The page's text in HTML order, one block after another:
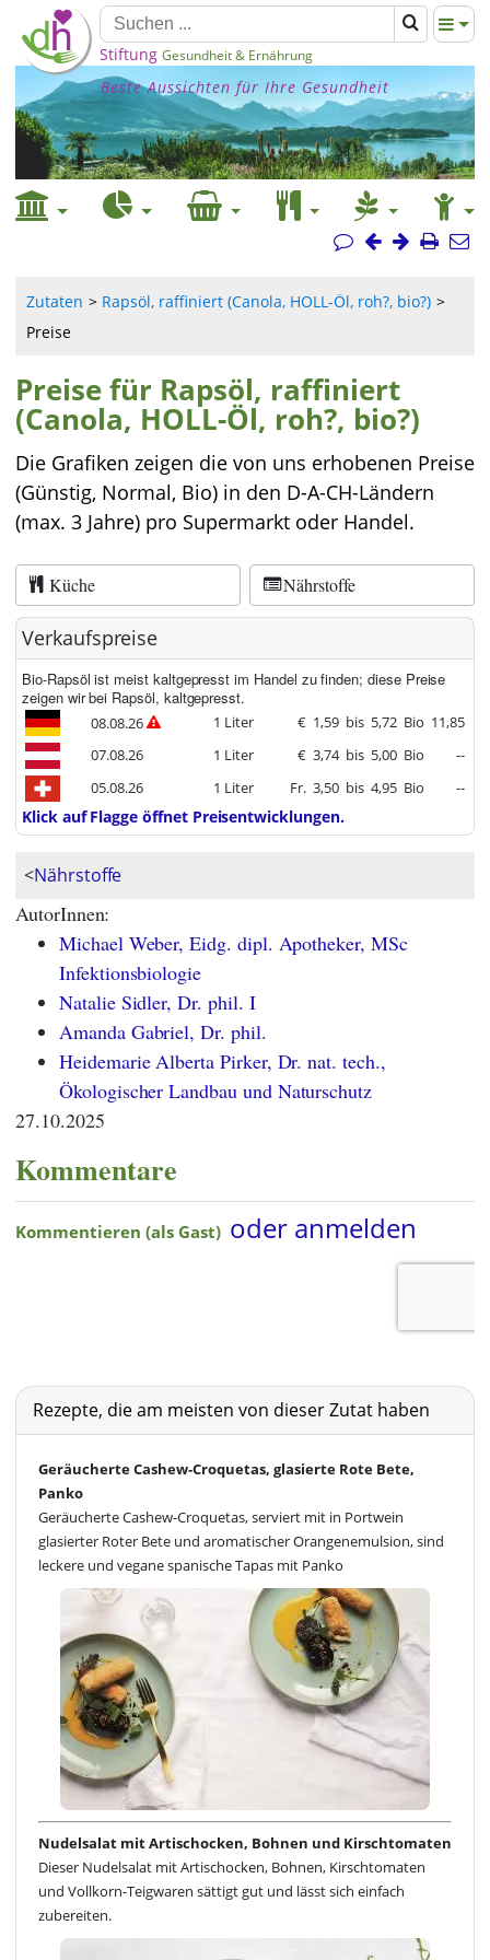
Stiftung Gesundheit & Ernährung
Beste Aussichten für Ihre Gesundheit
Zutaten
Rapsöl, raffiniert (Canola, HOLL-Öl, roh?, bio?)
Preise
Preise für Rapsöl, raffiniert
(Canola, HOLL-Öl, roh?, bio?)
Die Grafiken zeigen die von uns erhobenen Preise
(Günstig, Normal, Bio) in den D-A-CH-Ländern
(max. 3 Jahre) pro Supermarkt oder Handel.
Küche Nährstoffe
Verkaufspreise
Bio-Rapsöl ist meist kaltgepresst im Handel zu finden; diese Preise
zeigen wir bei Rapsöl, kaltgepresst.
08.08.26 1 Liter € 1,59 bis 5,72 Bio 11,85
07.08.26
1 Liter € 3,74 bis 5,00 Bio
--
05.08.26
1 Liter Fr. 3,50 bis 4,95 Bio --
Klick auf Flagge öffnet Preisentwicklungen.
<Nährstoffe
AutorInnen:
Michael Weber, Eidg. dipl. Apotheker, MSc
Infektionsbiologie
Natalie Sidler, Dr. phil. I
Amanda Gabriel, Dr. phil.
Heidemarie Alberta Pirker, Dr. nat. tech.,
Ökologischer Landbau und Naturschutz
27.10.2025
Kommentare
Rezepte, die am meisten von dieser Zutat haben
Geräucherte Cashew-Croquetas, glasierte Rote Bete,
Panko
Geräucherte Cashew-Croquetas, serviert mit in Portwein
glasierter Roter Bete und aromatischer Orangenemulsion, sind
leckere und vegane spanische Tapas mit Panko
Nudelsalat mit Artischocken, Bohnen und Kirschtomaten
Dieser Nudelsalat mit Artischocken, Bohnen, Kirschtomaten
und Vollkorn-Teigwaren sättigt gut und lässt sich einfach
zubereiten.